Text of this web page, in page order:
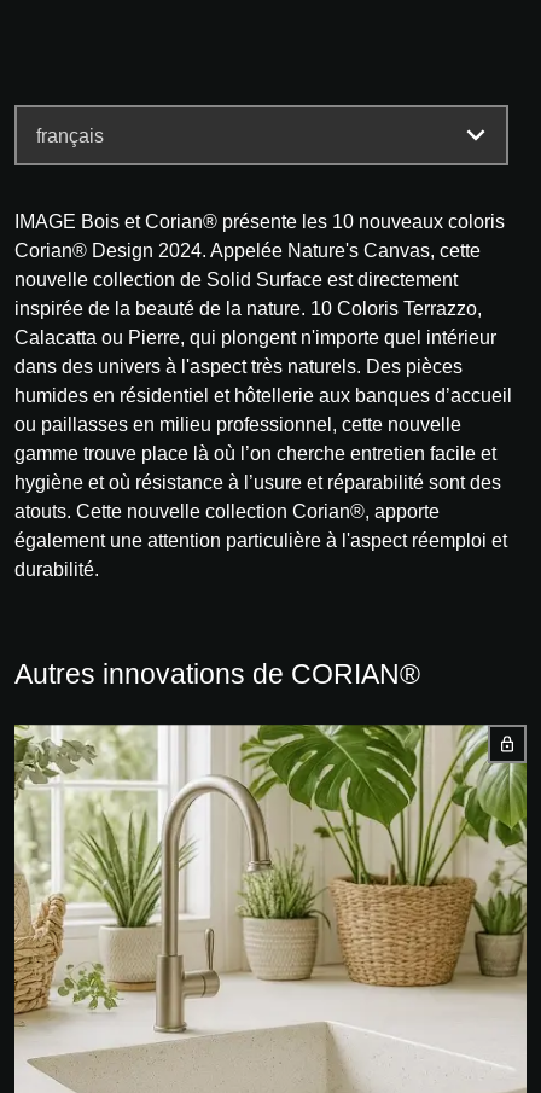
IMAGE Bois et Corian® présente les 10 nouveaux coloris
Corian® Design 2024. Appelée Nature's Canvas, cette
nouvelle collection de Solid Surface est directement
inspirée de la beauté de la nature. 10 Coloris Terrazzo,
Calacatta ou Pierre, qui plongent n'importe quel intérieur
dans des univers à l'aspect très naturels. Des pièces
humides en résidentiel et hôtellerie aux banques d’accueil
ou paillasses en milieu professionnel, cette nouvelle
gamme trouve place là où l’on cherche entretien facile et
hygiène et où résistance à l’usure et réparabilité sont des
atouts. Cette nouvelle collection Corian®, apporte
également une attention particulière à l'aspect réemploi et
durabilité.
Autres innovations de CORIAN®